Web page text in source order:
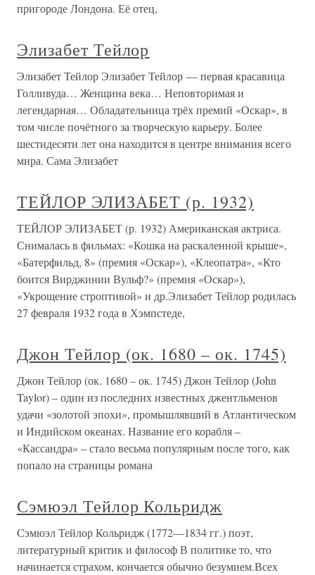
пригороде Лондона. Её отец,
Элизабет Тейлор
Элизабет Тейлор Элизабет Тейлор — первая красавица
Голливуда… Женщина века… Неповторимая и
легендарная… Обладательница трёх премий «Оскар», в
том числе почётного за творческую карьеру. Более
шестидесяти лет она находится в центре внимания всего
мира. Сама Элизабет
ТЕЙЛОР ЭЛИЗАБЕТ (р. 1932)
ТЕЙЛОР ЭЛИЗАБЕТ (р. 1932) Американская актриса.
Снималась в фильмах: «Кошка на раскаленной крыше»,
«Батерфильд, 8» (премия «Оскар»), «Клеопатра», «Кто
боится Вирджинии Вульф?» (премия «Оскар»),
«Укрощение строптивой» и др.Элизабет Тейлор родилась
27 февраля 1932 года в Хэмпстеде,
Джон Тейлор (ок. 1680 – ок. 1745)
Джон Тейлор (ок. 1680 – ок. 1745) Джон Тейлор (John
Taylor) – один из последних известных джентльменов
удачи «золотой эпохи», промышлявший в Атлантическом
и Индийском океанах. Название его корабля –
«Кассандра» – стало весьма популярным после того, как
попало на страницы романа
Сэмюэл Тейлор Кольридж
Сэмюэл Тейлор Кольридж (1772—1834 гг.) поэт,
литературный критик и философ В политике то, что
начинается страхом, кончается обычно безумием.Всех